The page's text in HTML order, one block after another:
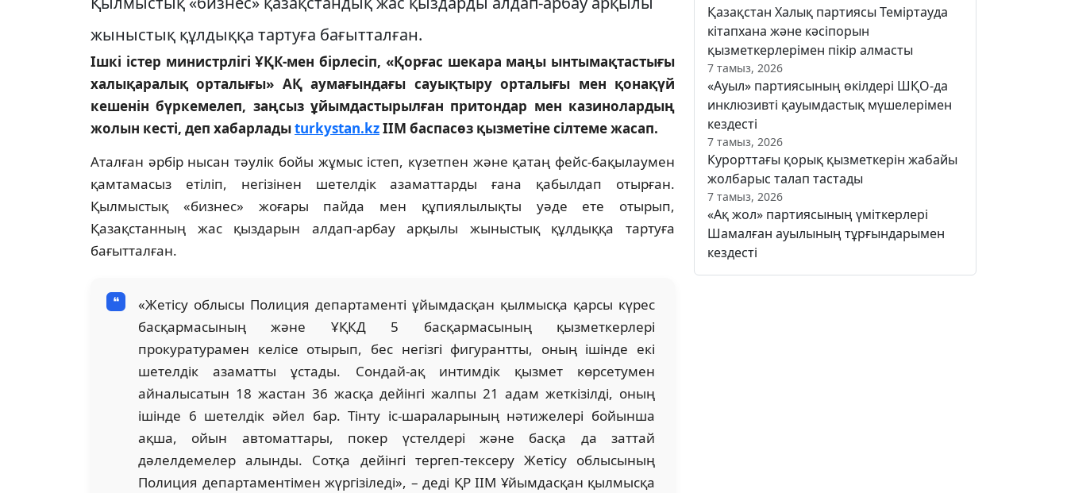
жыныстық құлдыққа тартуға бағытталған.
Ішкі істер министрлігі ҰҚК-мен бірлесіп, «Қорғас шекара маңы ынтымақтастығы
халықаралық орталығы» АҚ аумағындағы сауықтыру орталығы мен қонақүй
кешенін бүркемелеп, заңсыз ұйымдастырылған притондар мен казинолардың
жолын кесті, деп хабарладыturkystan.kzІІМ баспасөз қызметіне сілтеме жасап.
Аталған әрбір нысан тәулік бойы жұмыс істеп, күзетпен және қатаң фейс-бақылаумен
қамтамасыз етіліп, негізінен шетелдік азаматтарды ғана қабылдап отырған.
Қылмыстық «бизнес» жоғары пайда мен құпиялылықты уәде ете отырып,
Қазақстанның жас қыздарын алдап-арбау арқылы жыныстық құлдыққа тартуға
бағытталған.
«Жетісу облысы Полиция департаменті ұйымдасқан қылмысқа қарсы күрес
басқармасының және ҰҚКД 5 басқармасының қызметкерлері
прокуратурамен келісе отырып, бес негізгі фигурантты, оның ішінде екі
шетелдік азаматты ұстады. Сондай-ақ интимдік қызмет көрсетумен
айналысатын 18 жастан 36 жасқа дейінгі жалпы 21 адам жеткізілді, оның
ішінде 6 шетелдік әйел бар. Тінту іс-шараларының нәтижелері бойынша
ақша, ойын автоматтары, покер үстелдері және басқа да заттай
дәлелдемелер алынды. Сотқа дейінгі тергеп-тексеру Жетісу облысының
Полиция департаментімен жүргізіледі», – деді ҚР ІІМ Ұйымдасқан қылмысқа
Қазақстан Халық партиясы Теміртауда
кітапхана және кәсіпорын
қызметкерлерімен пікір алмасты
7 тамыз, 2026
«Ауыл» партиясының өкілдері ШҚО-да
инклюзивті қауымдастық мүшелерімен
кездесті
7 тамыз, 2026
Курорттағы қорық қызметкерін жабайы
жолбарыс талап тастады
7 тамыз, 2026
«Ақ жол» партиясының үміткерлері
Шамалған ауылының тұрғындарымен
кездесті